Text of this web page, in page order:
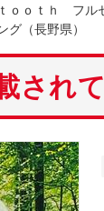
ｏｔｈ フ
（長野県）
され